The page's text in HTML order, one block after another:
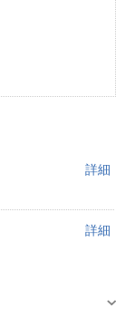
詳細
詳細